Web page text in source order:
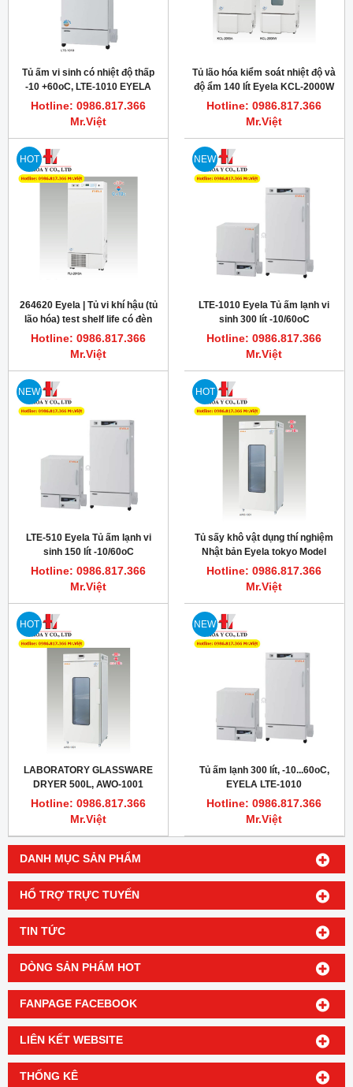
DANH MỤC SẢN PHẨM
HỔ TRỢ TRỰC TUYẾN
TIN TỨC
DÒNG SẢN PHẨM HOT
FANPAGE FACEBOOK
LIÊN KẾT WEBSITE
THỐNG KÊ
Tủ ấm vi sinh có nhiệt độ thấp
-10 +60oC, LTE-1010 EYELA
Hotline: 0986.817.366
Mr.Việt
Tủ lão hóa kiểm soát nhiệt độ và
độ ẩm 140 lít Eyela KCL-2000W
Hotline: 0986.817.366
Mr.Việt
HOT
264620 Eyela | Tủ vi khí hậu (tủ
lão hóa) test shelf life có đèn
LED FLI-2010H-LED 300Lít
Hotline: 0986.817.366
Mr.Việt
NEW
LTE-1010 Eyela Tủ ấm lạnh vi
sinh 300 lít -10/60oC
Hotline: 0986.817.366
Mr.Việt
NEW
LTE-510 Eyela Tủ ấm lạnh vi
sinh 150 lít -10/60oC
Hotline: 0986.817.366
Mr.Việt
HOT
Tủ sấy khô vật dụng thí nghiệm
Nhật bản Eyela tokyo Model
AWO-1001
Hotline: 0986.817.366
Mr.Việt
HOT
LABORATORY GLASSWARE
DRYER 500L, AWO-1001
EYELA
Hotline: 0986.817.366
Mr.Việt
NEW
Tủ ấm lạnh 300 lít, -10...60oC,
EYELA LTE-1010
Hotline: 0986.817.366
Mr.Việt